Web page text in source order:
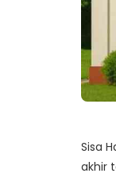
Sisa
akhir